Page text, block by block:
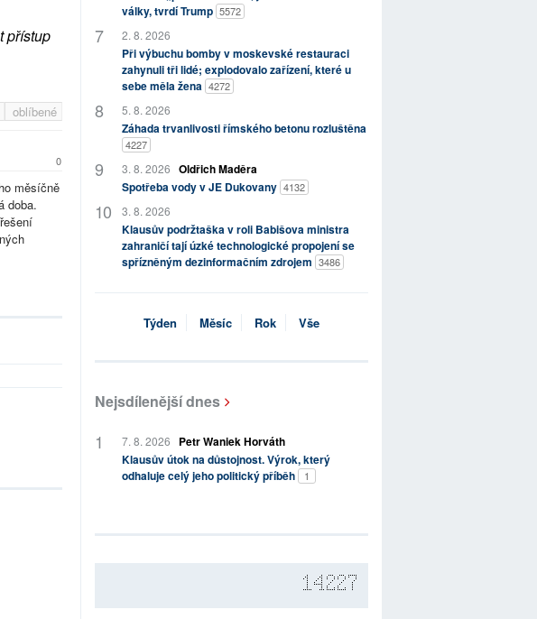
přístup
oblíbené
0
měsíčně
doba.
války, tvrdí Trump 5572
2. 8. 2026
Při výbuchu bomby v moskevské restauraci
zahynuli tři lidé; explodovalo zařízení, které u
sebe měla žena 4272
5. 8. 2026
Záhada trvanlivosti římského betonu rozluštěna
4227
3. 8. 2026 Oldřich Maděra
Spotřeba vody v JE Dukovany 4132
3. 8. 2026
Klausův podržtaška v roli Babišova ministra
zahraničí tají úzké technologické propojení se
spřízněným dezinformačním zdrojem 3486
Týden Měsíc Rok Vše
Nejsdílenější dnes
7. 8. 2026
Petr Waniek Horváth
Klausův útok na důstojnost. Výrok, který
odhaluje celý jeho politický příběh
1
14227